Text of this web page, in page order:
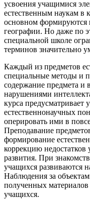
усвоения учащимися
естественным наукам в
основном формируются
географии. Но даже по
специальной школе
терминов значительно
Каждый из предметов
специальные методы и
содержание предмета и
нарушениями
курса предусматривает
естественнонаучных
оперировать ими в
Преподавание
формирование
коррекцию недостатков
развития. При
учащихся развиваются
Наблюдения за
полученных
учащихся.